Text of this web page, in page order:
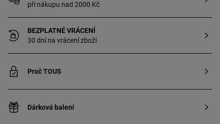
při nákupu nad 2000 Kč
BEZPLATNÉ VRÁCENÍ
30 dní na vrácení zboží
Proč TOUS
Dárková balení